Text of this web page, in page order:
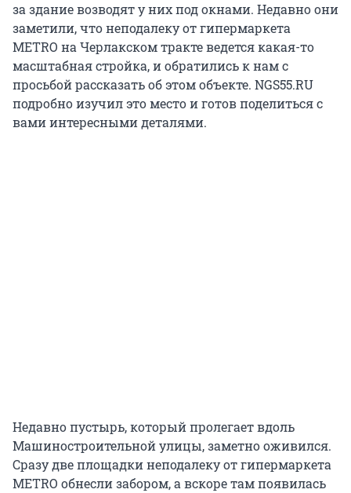
за здание возводят у них под окнами. Недавно они
заметили, что неподалеку от гипермаркета
METRO на Черлакском тракте ведется какая-то
масштабная стройка, и обратились к нам с
просьбой рассказать об этом объекте. NGS55.RU
подробно изучил это место и готов поделиться с
вами интересными деталями.
Недавно пустырь, который пролегает вдоль
Машиностроительной улицы, заметно оживился.
Сразу две площадки неподалеку от гипермаркета
METRO обнесли забором, а вскоре там появилась